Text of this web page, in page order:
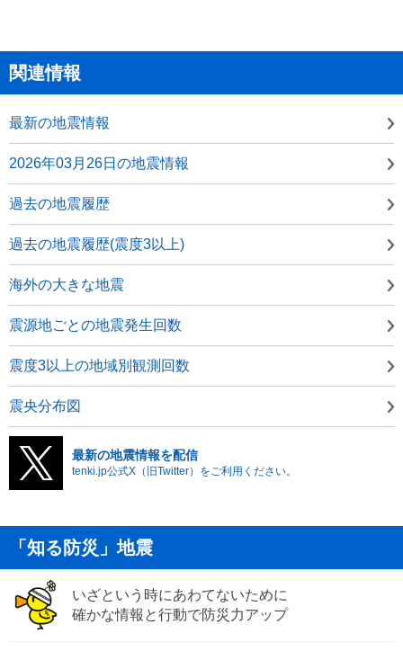
関連情報
最新の地震情報
2026年03月26日の地震情報
過去の地震履歴
過去の地震履歴(震度3以上)
海外の大きな地震
震源地ごとの地震発生回数
震度3以上の地域別観測回数
震央分布図
最新の地震情報を配信
tenki.jp公式X（旧Twitter）をご利用ください。
「知る防災」地震
いざという時にあわてないために
確かな情報と行動で防災力アップ